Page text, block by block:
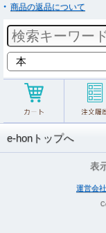
商品の返品について
e-honトップへ
表
運営会